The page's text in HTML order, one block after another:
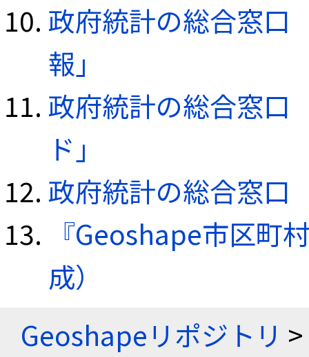
政府統計の総合窓口
報」
政府統計の総合窓口
ド」
政府統計の総合窓口
『Geoshape市区町
成）
Geoshapeリポジトリ >